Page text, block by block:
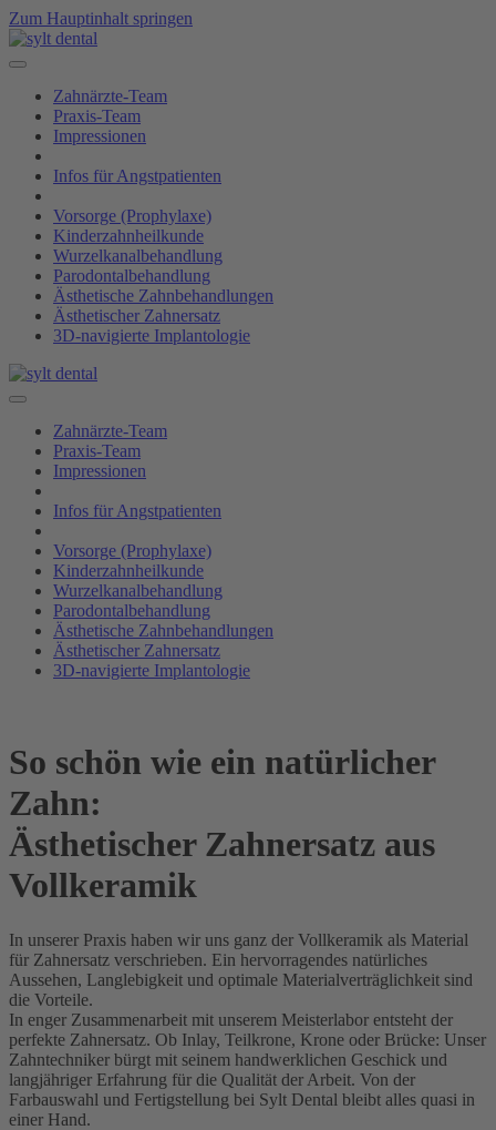
Zum Hauptinhalt springen
Zahnärzte-Team
Praxis-Team
Impressionen
Infos für Angstpatienten
Vorsorge (Prophylaxe)
Kinderzahnheilkunde
Wurzelkanalbehandlung
Parodontalbehandlung
Ästhetische Zahnbehandlungen
Ästhetischer Zahnersatz
3D-navigierte Implantologie
Zahnärzte-Team
Praxis-Team
Impressionen
Infos für Angstpatienten
Vorsorge (Prophylaxe)
Kinderzahnheilkunde
Wurzelkanalbehandlung
Parodontalbehandlung
Ästhetische Zahnbehandlungen
Ästhetischer Zahnersatz
3D-navigierte Implantologie
So schön wie ein natürlicher
Zahn:
Ästhetischer Zahnersatz aus
Vollkeramik
In unserer Praxis haben wir uns ganz der Vollkeramik als Material
für Zahnersatz verschrieben. Ein hervorragendes natürliches
Aussehen, Langlebigkeit und optimale Materialverträglichkeit sind
die Vorteile.
In enger Zusammenarbeit mit unserem Meisterlabor entsteht der
perfekte Zahnersatz. Ob Inlay, Teilkrone, Krone oder Brücke: Unser
Zahntechniker bürgt mit seinem handwerklichen Geschick und
langjähriger Erfahrung für die Qualität der Arbeit. Von der
Farbauswahl und Fertigstellung bei Sylt Dental bleibt alles quasi in
einer Hand.